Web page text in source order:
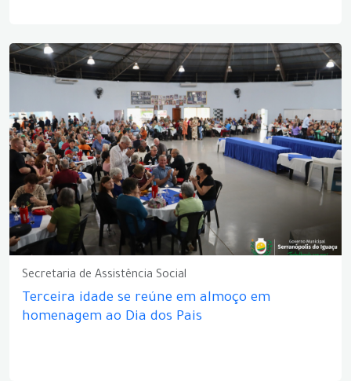
Secretaria de Assistência Social
Terceira idade se reúne em almoço em
homenagem ao Dia dos Pais